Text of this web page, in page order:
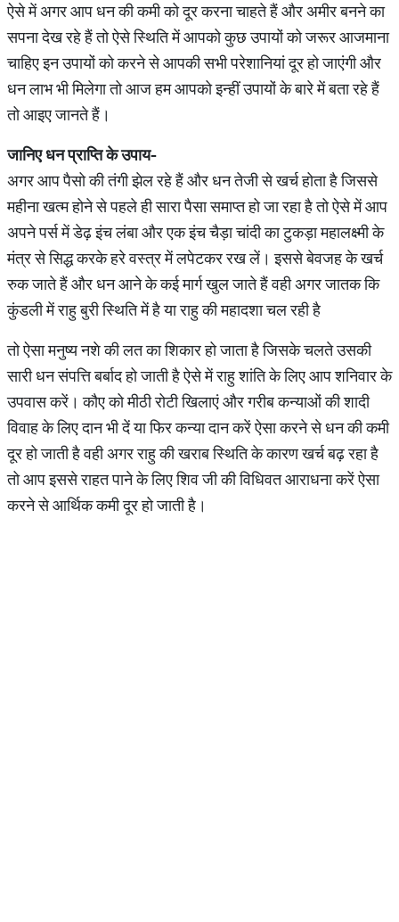
ऐसे में अगर आप धन की कमी को दूर करना चाहते हैं और अमीर बनने का
सपना देख रहे हैं तो ऐसे स्थिति में आपको कुछ उपायों को जरूर आजमाना
चाहिए इन उपायों को करने से आपकी सभी परेशानियां दूर हो जाएंगी और
धन लाभ भी मिलेगा तो आज हम आपको इन्हीं उपायों के बारे में बता रहे हैं
तो आइए जानते हैं।
जानिए धन प्राप्ति के उपाय-
अगर आप पैसो की तंगी झेल रहे हैं और धन तेजी से खर्च होता है जिससे
महीना खत्म होने से पहले ही सारा पैसा समाप्त हो जा रहा है तो ऐसे में आप
अपने पर्स में डेढ़ इंच लंबा और एक इंच चैड़ा चांदी का टुकड़ा महालक्ष्मी के
मंत्र से सिद्ध करके हरे वस्त्र में लपेटकर रख लें। इससे बेवजह के खर्च
रुक जाते हैं और धन आने के कई मार्ग खुल जाते हैं वही अगर जातक कि
कुंडली में राहु बुरी स्थिति में है या राहु की महादशा चल रही है
तो ऐसा मनुष्य नशे की लत का शिकार हो जाता है जिसके चलते उसकी
सारी धन संपत्ति बर्बाद हो जाती है ऐसे में राहु शांति के लिए आप शनिवार के
उपवास करें। कौए को मीठी रोटी खिलाएं और गरीब कन्याओं की शादी
विवाह के लिए दान भी दें या फिर कन्या दान करें ऐसा करने से धन की कमी
दूर हो जाती है वही अगर राहु की खराब स्थिति के कारण खर्च बढ़ रहा है
तो आप इससे राहत पाने के लिए शिव जी की विधिवत आराधना करें ऐसा
करने से आर्थिक कमी दूर हो जाती है।